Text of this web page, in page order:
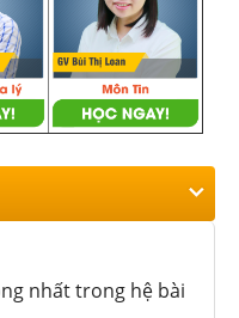
nhất trong hệ bài